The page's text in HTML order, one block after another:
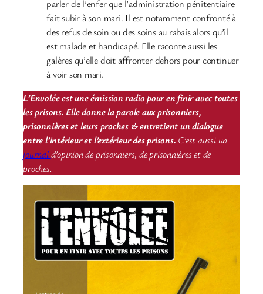
parler de l’enfer que l’administration pénitentiaire
fait subir à son mari. Il est notamment confronté à
des refus de soin ou des soins au rabais alors qu’il
est malade et handicapé. Elle raconte aussi les
galères qu’elle doit affronter dehors pour continuer
à voir son mari.
L’Envolée est une émission radio pour en finir avec toutes
les prisons. Elle donne la parole aux prisonniers,
prisonnières et leurs proches & entretient un dialogue
entre l’intérieur et l’extérieur des prisons. C’est aussi un
journald’opinion de prisonniers, de prisonnières et de
proches.